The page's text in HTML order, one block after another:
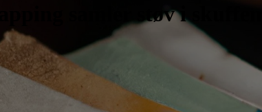
samler støv i skuffen